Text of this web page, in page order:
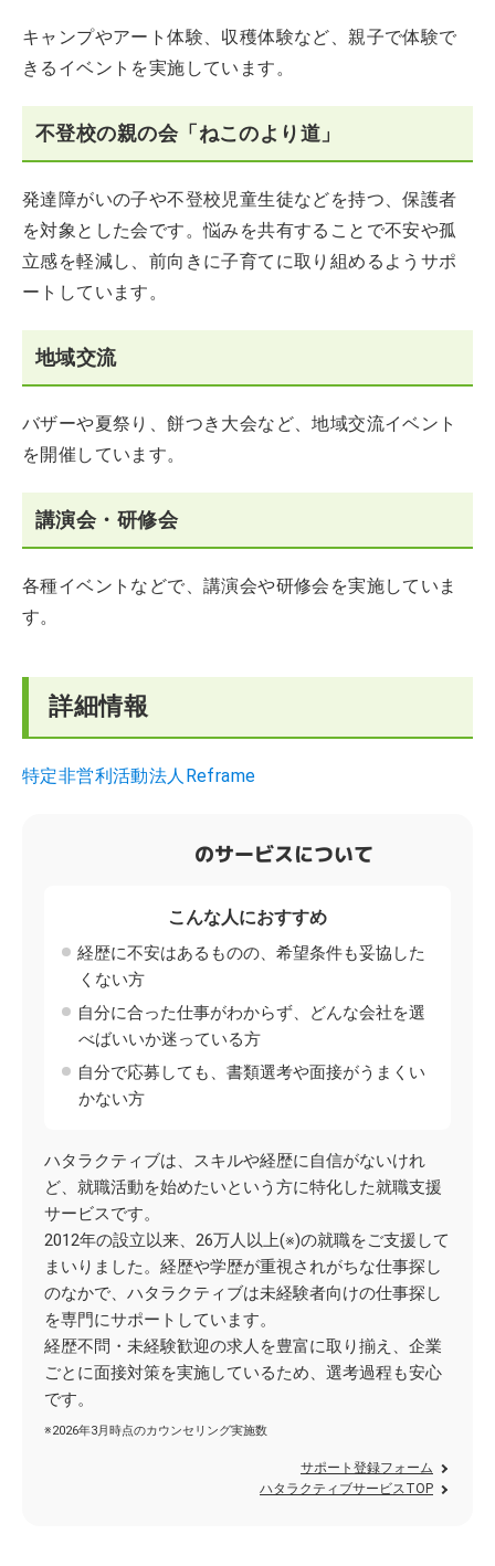
キャンプやアート体験、収穫体験など、親子で体験で
きるイベントを実施しています。
不登校の親の会「ねこのより道」
発達障がいの子や不登校児童生徒などを持つ、保護者
を対象とした会です。悩みを共有することで不安や孤
立感を軽減し、前向きに子育てに取り組めるようサポ
ートしています。
地域交流
バザーや夏祭り、餅つき大会など、地域交流イベント
を開催しています。
講演会・研修会
各種イベントなどで、講演会や研修会を実施していま
す。
詳細情報
特定非営利活動法人Reframe
のサービスについて
こんな人におすすめ
経歴に不安はあるものの、希望条件も妥協した
くない方
自分に合った仕事がわからず、どんな会社を選
べばいいか迷っている方
自分で応募しても、書類選考や面接がうまくい
かない方
ハタラクティブは、スキルや経歴に自信がないけれ
ど、就職活動を始めたいという方に特化した就職支援
サービスです。
2012年の設立以来、26万人以上(※)の就職をご支援して
まいりました。経歴や学歴が重視されがちな仕事探し
のなかで、ハタラクティブは未経験者向けの仕事探し
を専門にサポートしています。
経歴不問・未経験歓迎の求人を豊富に取り揃え、企業
ごとに面接対策を実施しているため、選考過程も安心
です。
※2026年3月時点のカウンセリング実施数
サポート登録フォーム
ハタラクティブサービスTOP